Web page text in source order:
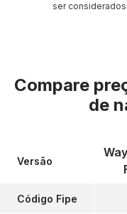
ser
Compare
de
Versão
Código Fipe